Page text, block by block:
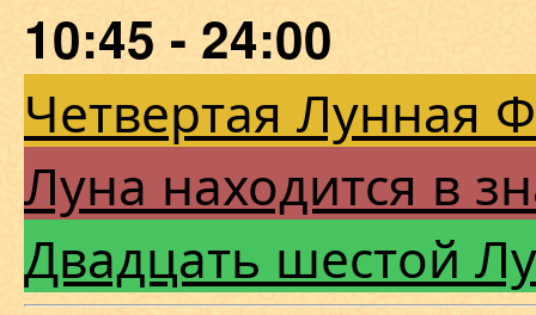
10:45 - 24:00
Четвертая Лунная
Луна находится в
Двадцать шестой